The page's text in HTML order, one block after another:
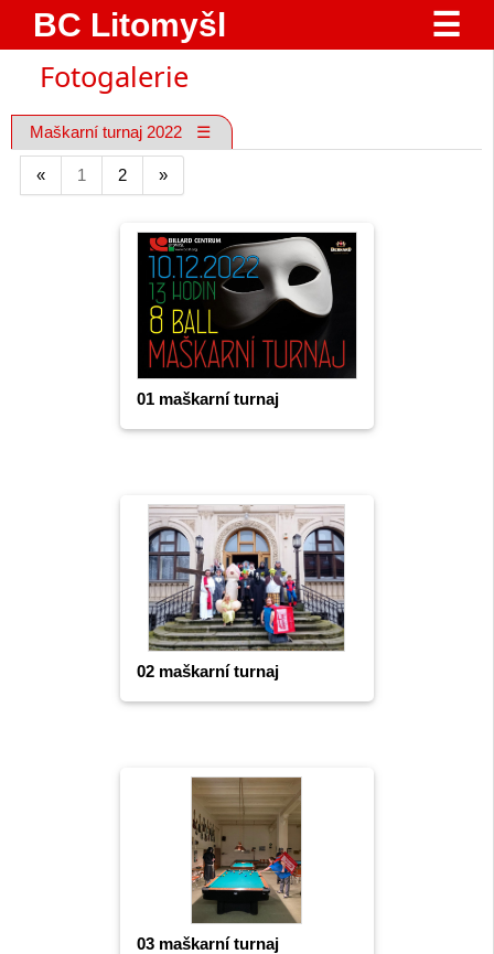
BC Litomyšl ☰
Fotogalerie
Maškarní turnaj 2022 ☰
« 1 2 »
01 maškarní turnaj
02 maškarní turnaj
03 maškarní turnaj